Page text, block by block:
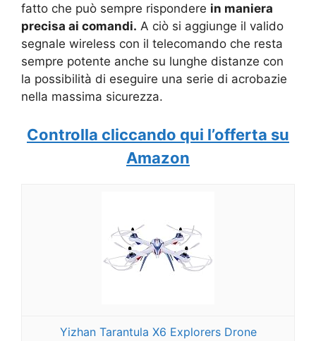
fatto che può sempre rispondere in maniera
precisa ai comandi. A ciò si aggiunge il valido
segnale wireless con il telecomando che resta
sempre potente anche su lunghe distanze con
la possibilità di eseguire una serie di acrobazie
nella massima sicurezza.
Controlla cliccando qui l’offerta su
Amazon
Yizhan Tarantula X6 Explorers Drone